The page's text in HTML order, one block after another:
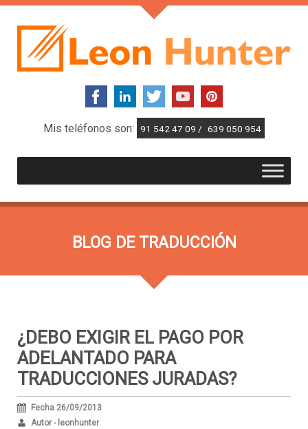
Mis teléfonos son: 91 542 47 09 / 639 050 954
BLOG DE TRADUCCIÓN
¿DEBO EXIGIR EL PAGO POR
ADELANTADO PARA
TRADUCCIONES JURADAS?
Fecha 26/09/2013
Autor - leonhunter